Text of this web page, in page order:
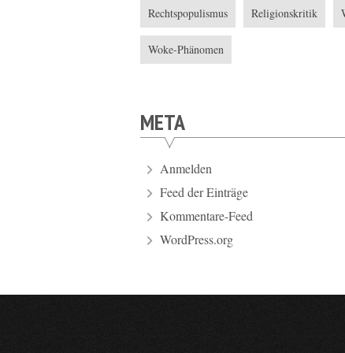
Rechtspopulismus Religionskritik
Woke-Phänomen
META
Anmelden
Feed der Einträge
Kommentare-Feed
WordPress.org